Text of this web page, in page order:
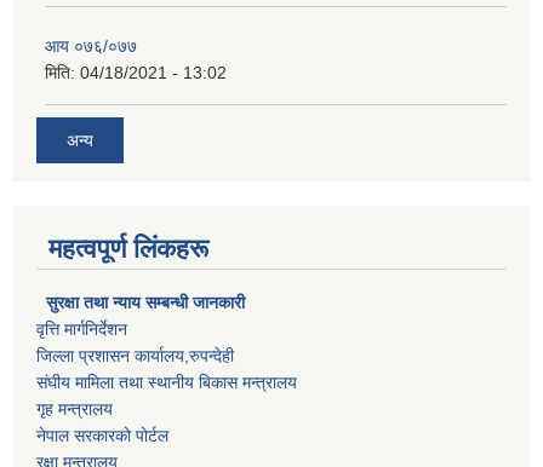
आय ०७६/०७७
मिति: 04/18/2021 - 13:02
अन्य
महत्वपूर्ण लिंकहरू
सुरक्षा तथा न्याय सम्बन्धी जानकारी
वृत्ति मार्गनिर्देशन
जिल्ला प्रशासन कार्यालय,रुपन्देही
संघीय मामिला तथा स्थानीय बिकास मन्त्रालय
गृह मन्त्रालय
नेपाल सरकारको पोर्टल
रक्षा मन्त्रालय